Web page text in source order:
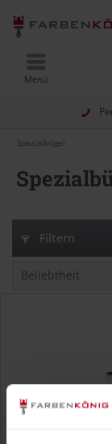
Menü
Spezialbügel
Filtern